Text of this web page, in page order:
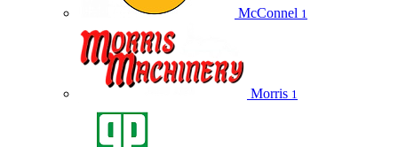
McConnel 1
Morris 1